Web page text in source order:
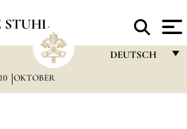
STUHL
DEUTSCH
OKTOBER